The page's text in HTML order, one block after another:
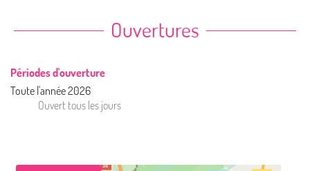
Ouvertures
Périodes d'ouverture
Toute l'année 2026
Ouvert tous les jours